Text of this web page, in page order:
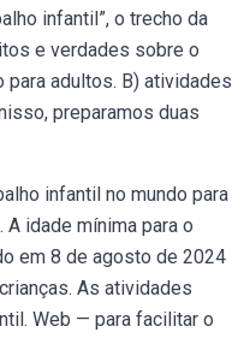
infantil”, o trecho da
e verdades sobre o
adultos. B) atividades
preparamos duas
infantil no mundo para
idade mínima para o
em 8 de agosto de 2024
As atividades
Web — para facilitar o